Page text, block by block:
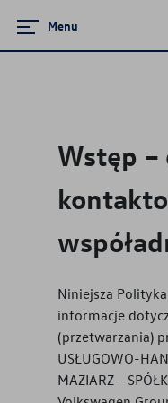
Menu
Promocje i
Serwis
Części i
Mapa i
Wstęp –
Niniejsza
informacje
(przetwarzania)
USŁUGOWO-
MAZIARZ -